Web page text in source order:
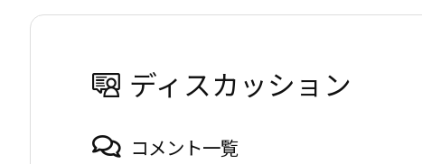
ディスカッション
コメント一覧